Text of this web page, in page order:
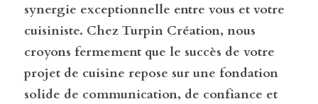
synergie exceptionnelle entre vous et votre
cuisiniste. Chez Turpin Création, nous
croyons fermement que le succès de votre
projet de cuisine repose sur une fondation
solide de communication, de confiance et